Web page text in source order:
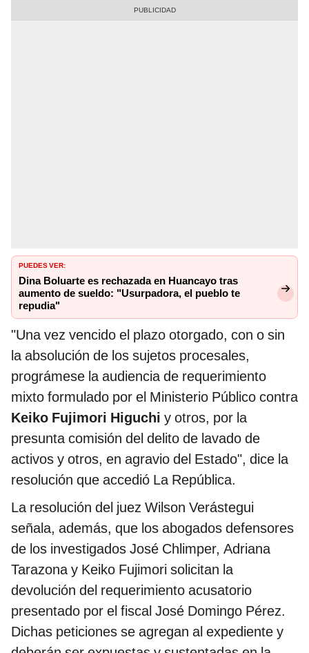
PUEDES VER:
Dina Boluarte es rechazada en Huancayo tras
aumento de sueldo: "Usurpadora, el pueblo te
repudia"
"Una vez vencido el plazo otorgado, con o sin
la absolución de los sujetos procesales,
prográmese la audiencia de requerimiento
mixto formulado por el Ministerio Público contra
Keiko Fujimori Higuchi y otros, por la
presunta comisión del delito de lavado de
activos y otros, en agravio del Estado", dice la
resolución que accedió La República.
La resolución del juez Wilson Verástegui
señala, además, que los abogados defensores
de los investigados José Chlimper, Adriana
Tarazona y Keiko Fujimori solicitan la
devolución del requerimiento acusatorio
presentado por el fiscal José Domingo Pérez.
Dichas peticiones se agregan al expediente y